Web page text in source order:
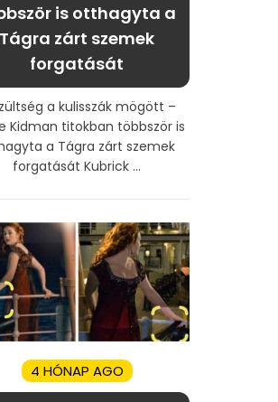
is otthagyta a
Tágra zárt szemek
forgatását
a kulisszák mögött –
Kidman titokban többször is
a Tágra zárt szemek
forgatását Kubrick ...
4 HÓNAP AGO